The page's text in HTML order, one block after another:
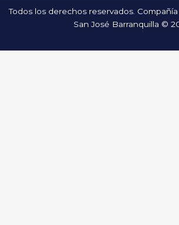
Todos los derechos reservados.
San José Barranquilla ©